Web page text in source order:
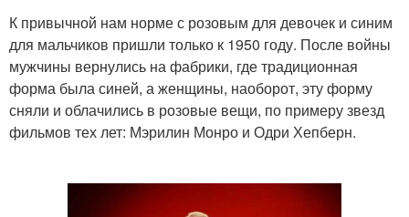
К привычной нам норме с розовым для девочек и синим
для мальчиков пришли только к 1950 году. После войны
мужчины вернулись на фабрики, где традиционная
форма была синей, а женщины, наоборот, эту форму
сняли и облачились в розовые вещи, по примеру звезд
фильмов тех лет: Мэрилин Монро и Одри Хепберн.